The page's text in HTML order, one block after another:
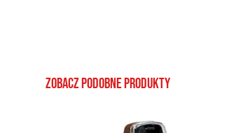
Zobacz podobne produkty